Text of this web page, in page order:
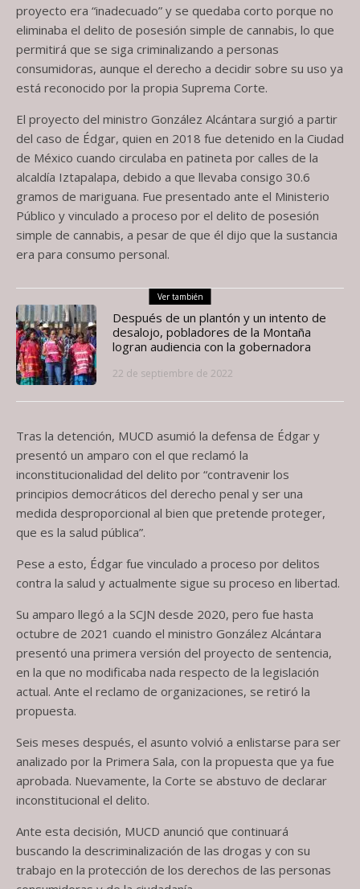
proyecto era “inadecuado” y se quedaba corto porque no
eliminaba el delito de posesión simple de cannabis, lo que
permitirá que se siga criminalizando a personas
consumidoras, aunque el derecho a decidir sobre su uso ya
está reconocido por la propia Suprema Corte.
El proyecto del ministro González Alcántara surgió a partir
del caso de Édgar, quien en 2018 fue detenido en la Ciudad
de México cuando circulaba en patineta por calles de la
alcaldía Iztapalapa, debido a que llevaba consigo 30.6
gramos de mariguana. Fue presentado ante el Ministerio
Público y vinculado a proceso por el delito de posesión
simple de cannabis, a pesar de que él dijo que la sustancia
era para consumo personal.
Ver también
Después de un plantón y un intento de
desalojo, pobladores de la Montaña
logran audiencia con la gobernadora
22 de septiembre de 2022
Tras la detención, MUCD asumió la defensa de Édgar y
presentó un amparo con el que reclamó la
inconstitucionalidad del delito por “contravenir los
principios democráticos del derecho penal y ser una
medida desproporcional al bien que pretende proteger,
que es la salud pública”.
Pese a esto, Édgar fue vinculado a proceso por delitos
contra la salud y actualmente sigue su proceso en libertad.
Su amparo llegó a la SCJN desde 2020, pero fue hasta
octubre de 2021 cuando el ministro González Alcántara
presentó una primera versión del proyecto de sentencia,
en la que no modificaba nada respecto de la legislación
actual. Ante el reclamo de organizaciones, se retiró la
propuesta.
Seis meses después, el asunto volvió a enlistarse para ser
analizado por la Primera Sala, con la propuesta que ya fue
aprobada. Nuevamente, la Corte se abstuvo de declarar
inconstitucional el delito.
Ante esta decisión, MUCD anunció que continuará
buscando la descriminalización de las drogas y con su
trabajo en la protección de los derechos de las personas